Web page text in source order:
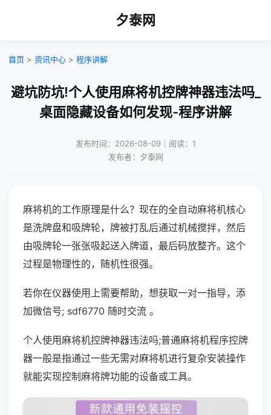
夕泰网
首页 > 资讯中心 > 程序讲解
避坑防坑!个人使用麻将机控牌神器违法吗_
桌面隐藏设备如何发现-程序讲解
发布时间：2026-08-09｜阅读：1
发布者：夕泰网
麻将机的工作原理是什么？现在的全自动麻将机核心
是洗牌盘和吸牌轮，牌被打乱后通过机械搅拌，然后
由吸牌轮一张张吸起送入牌道，最后码放整齐。这个
过程是物理性的，随机性很强。
若你在仪器使用上需要帮助，想获取一对一指导，添
加微信号; sdf6770 随时交流 。
个人使用麻将机控牌神器违法吗;普通麻将机程序控牌
器一般是指通过一些无需对麻将机进行复杂安装操作
就能实现控制麻将牌功能的设备或工具。